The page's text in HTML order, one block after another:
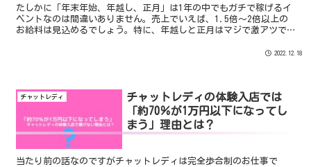
たしかに「年末年始、年越し、正月」は1年の中でもガチで稼げるイ
ベントなのは間違いありません。売上でいえば、1.5倍～2倍以上の
お給料は見込めるでしょう。特に、年越しと正月はマジで激アツで
2022.12.18
チャットレディ
チャットレディの体験入店では
「約70％が1万円以下になってし
まう」理由とは？
当たり前の話なのですがチャットレディは完全歩合制のお仕事で